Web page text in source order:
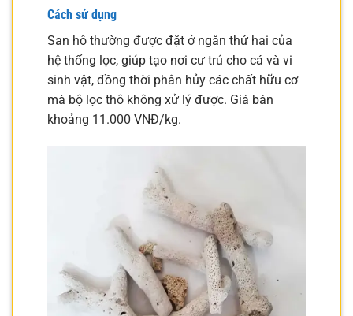
Cách sử dụng
San hô thường được đặt ở ngăn thứ hai của
hệ thống lọc, giúp tạo nơi cư trú cho cá và vi
sinh vật, đồng thời phân hủy các chất hữu cơ
mà bộ lọc thô không xử lý được. Giá bán
khoảng 11.000 VNĐ/kg.